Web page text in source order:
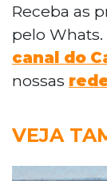
Receba as
pelo Whats.
canal do
nossas
VEJA